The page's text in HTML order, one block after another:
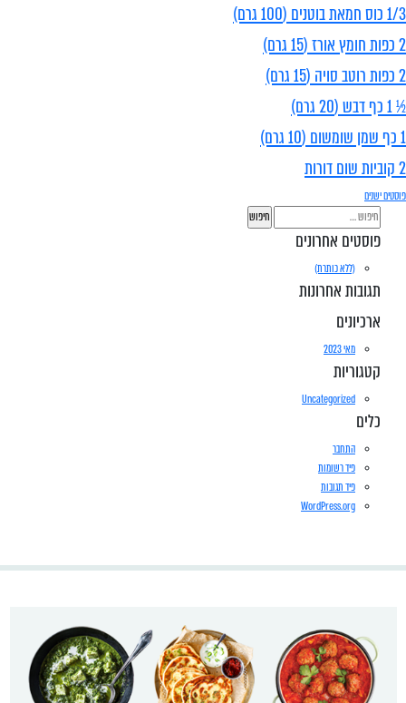
1/3 כוס חמאת בוטנים (100 גרם)
2 כפות חומץ אורז (15 גרם)
2 כפות רוטב סויה (15 גרם)
½ 1 כף דבש (20 גרם)
1 כף שמן שומשום (10 גרם)
2 קוביות שום דורות
ניווט
פוסטים ישנים
חיפוש:
פוסטים אחרונים
(ללא כותרת)
תגובות אחרונות
ארכיונים
מאי 2023
קטגוריות
Uncategorized
כלים
התחבר
פיד רשומות
פיד תגובות
WordPress.org